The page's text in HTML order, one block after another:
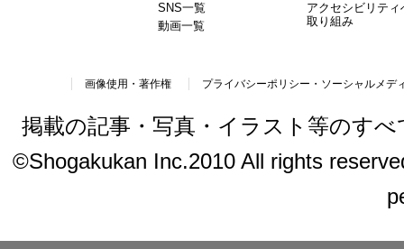
SNS一覧
動画一覧
アクセシビリティ
取り組み
画像使用・著作権 プライバシーポリシー・ソーシャルメデ
掲載の記事・写真・イラスト等のす
©Shogakukan Inc.2010 All rights